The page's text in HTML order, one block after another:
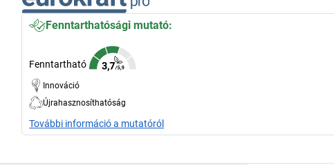
Fenntarthatósági mutató:
Fenntartható
Innováció
Újrahasznosíthatóság
További információ a mutatóról